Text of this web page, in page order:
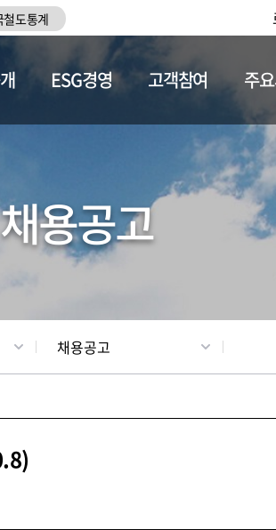
철도통계
채용정보
ESG경영 고객참여 주
채용공고
채용공고